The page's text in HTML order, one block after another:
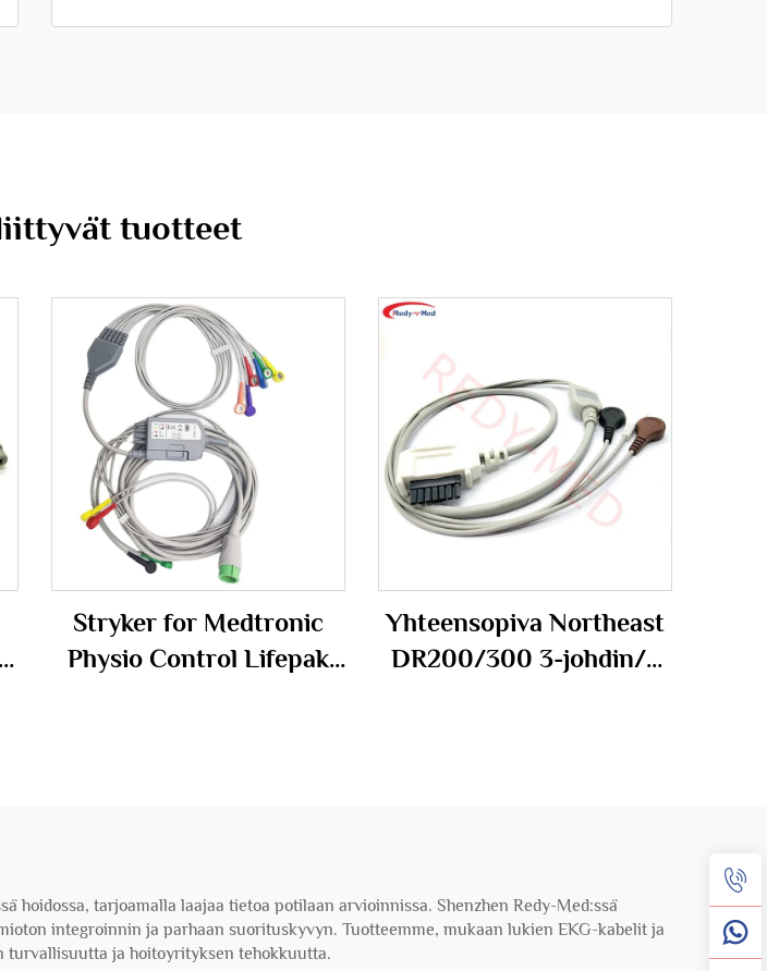
tuotteet
Stryker for Medtronic
Physio Control Lifepak
Yhteensopiva Northeast
DR200/300 3-johdin/5
hoidossa, tarjoamalla laajaa tietoa potilaan arvioinnissa. Shenzhen Redy-Med:ssä
integroinnin ja parhaan suorituskyvyn. Tuotteemme, mukaan lukien EKG-kabelit ja
turvallisuutta ja hoitoyrityksen tehokkuutta.